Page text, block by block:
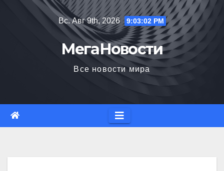
Вс. Авг 9th, 2026 9:03:03 PM
МегаНовости
Все новости мира